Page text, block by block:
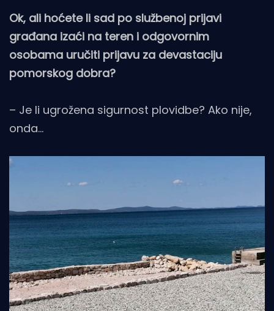
Ok, ali hoćete li sad po službenoj prijavi
građana izaći na teren i odgovornim
osobama uručiti prijavu za devastaciju
pomorskog dobra?
– Je li ugrožena sigurnost plovidbe? Ako nije,
onda…